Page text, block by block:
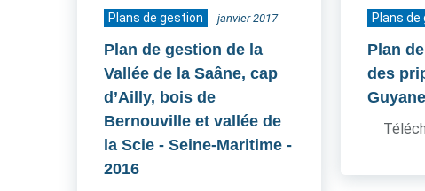
Plans de gestion janvier 2017
Plan de gestion de la
Vallée de la Saâne, cap
d’Ailly, bois de
Bernouville et vallée de
la Scie - Seine-Maritime -
2016
Plans
Plan
des
Guyane